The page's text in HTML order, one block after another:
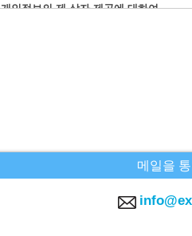
개인정보의 제 삼자 제공에 대하여
취득한 개인정보는 법률상에서 허가받
주식회사 시스퀘어 개인정보 문의창구
〒160-0023 도쿄도 신주쿠구 니시신주
메일을